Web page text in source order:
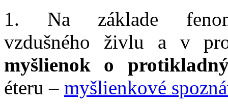
1. Na základe
vzdušného živlu a v
myšlienok o
éteru – myšlienkové